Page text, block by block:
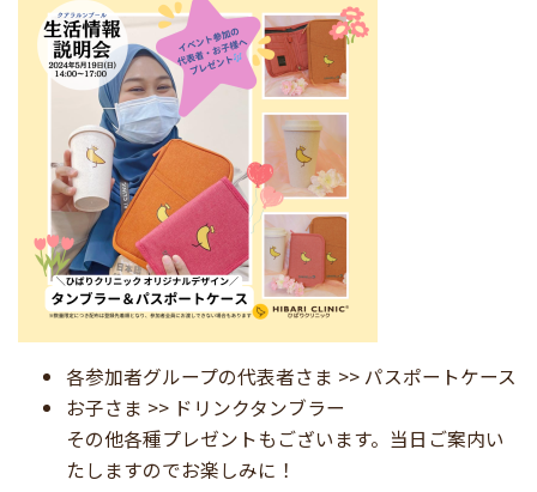
各参加者グループの代表者さま >> パスポートケース
お子さま >> ドリンクタンブラー
その他各種プレゼントもございます。当日ご案内い
たしますのでお楽しみに！